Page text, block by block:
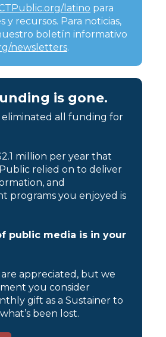
latino para
y recursos. Para noticias,
boletín informativo
newsletters.
is gone.
eliminated all funding for
million per year that
relied on to deliver
and
programs you enjoyed is
public media is in your
appreciated, but we
you consider
gift as a Sustainer to
been lost.